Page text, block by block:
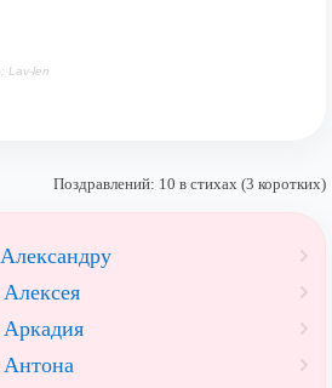
Lav-len
Поздравлений: 10 в стихах (3 коротких)